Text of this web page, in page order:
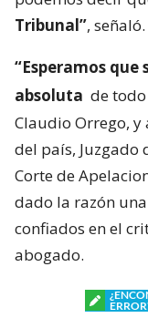
Tribunal”, señaló.
“Esperamos que
absoluta de
Claudio Orrego,
del país, Juzgado
Corte de
dado la razón
confiados en el
abogado.